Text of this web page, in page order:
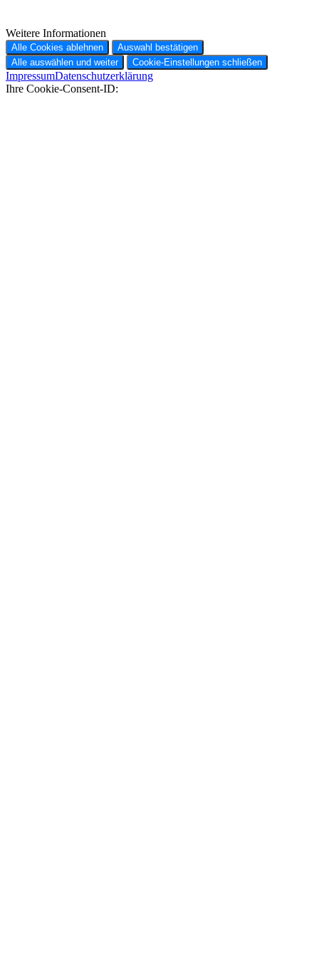
Weitere Informationen
Alle Cookies ablehnen
Auswahl bestätigen
Alle auswählen und weiter
Cookie-Einstellungen schließen
ImpressumDatenschutzerklärung
Ihre Cookie-Consent-ID: